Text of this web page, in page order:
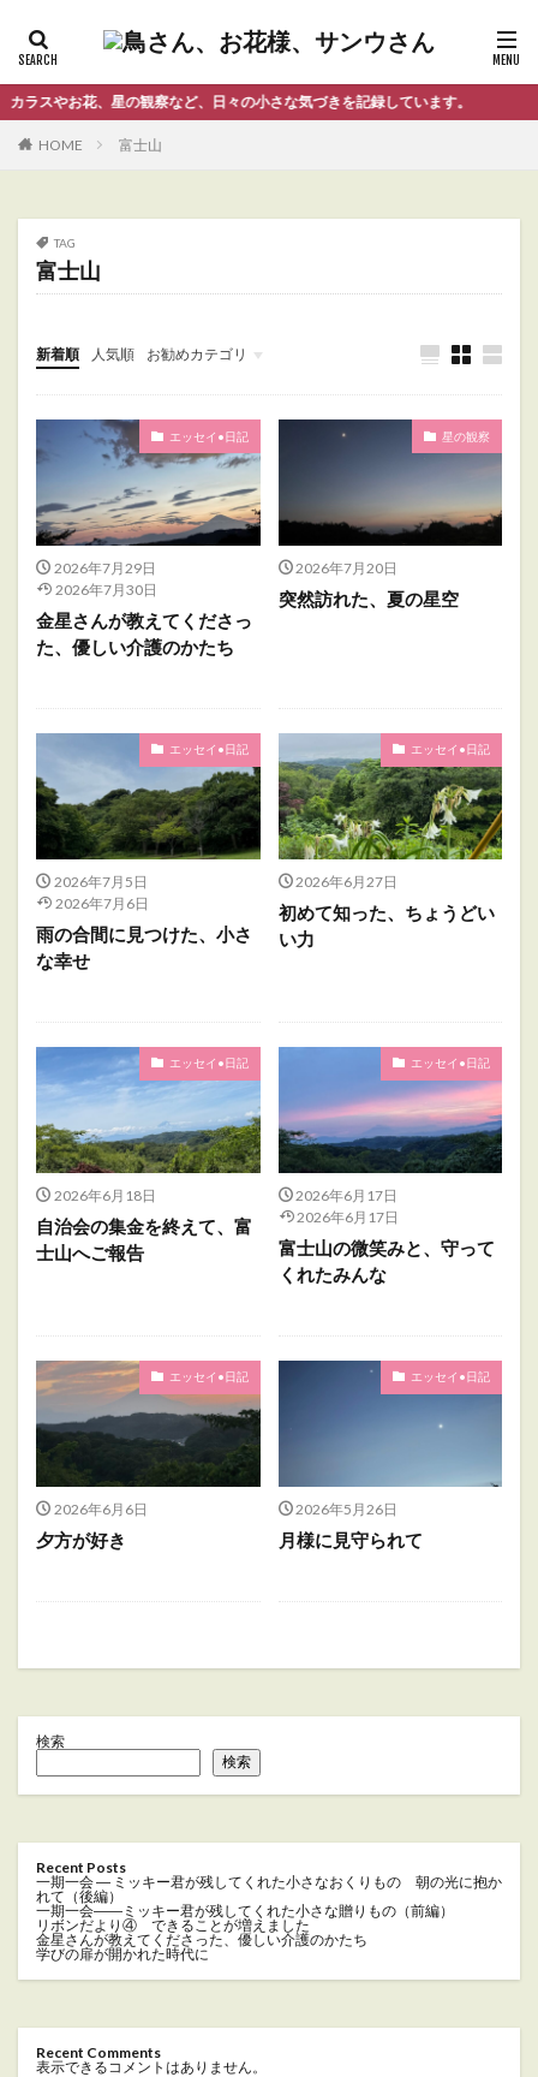
スやお花、星の観察など、日々の小さな気づきを記録しています。
HOME 富士山
TAG
富士山
新着順 人気順 お勧めカテゴリ
Uncategorized
エッセイ•日記
2026年7月29日
2026年7月30日
金星さんが教えてくださっ
た、優しい介護のかたち
星の観察
2026年7月20日
突然訪れた、夏の星空
エッセイ•日記
2026年7月5日
2026年7月6日
雨の合間に見つけた、小さ
な幸せ
エッセイ•日記
2026年6月27日
初めて知った、ちょうどい
い力
エッセイ•日記
2026年6月18日
自治会の集金を終えて、富
士山へご報告
エッセイ•日記
2026年6月17日
2026年6月17日
富士山の微笑みと、守って
くれたみんな
エッセイ•日記
2026年6月6日
夕方が好き
エッセイ•日記
2026年5月26日
月様に見守られて
検索
検索
Recent Posts
一期一会 ― ミッキー君が残してくれた小さなおくりもの 朝の光に抱か
れて（後編）
一期一会――ミッキー君が残してくれた小さな贈りもの（前編）
リボンだより④ できることが増えました
金星さんが教えてくださった、優しい介護のかたち
学びの扉が開かれた時代に
Recent Comments
表示できるコメントはありません。